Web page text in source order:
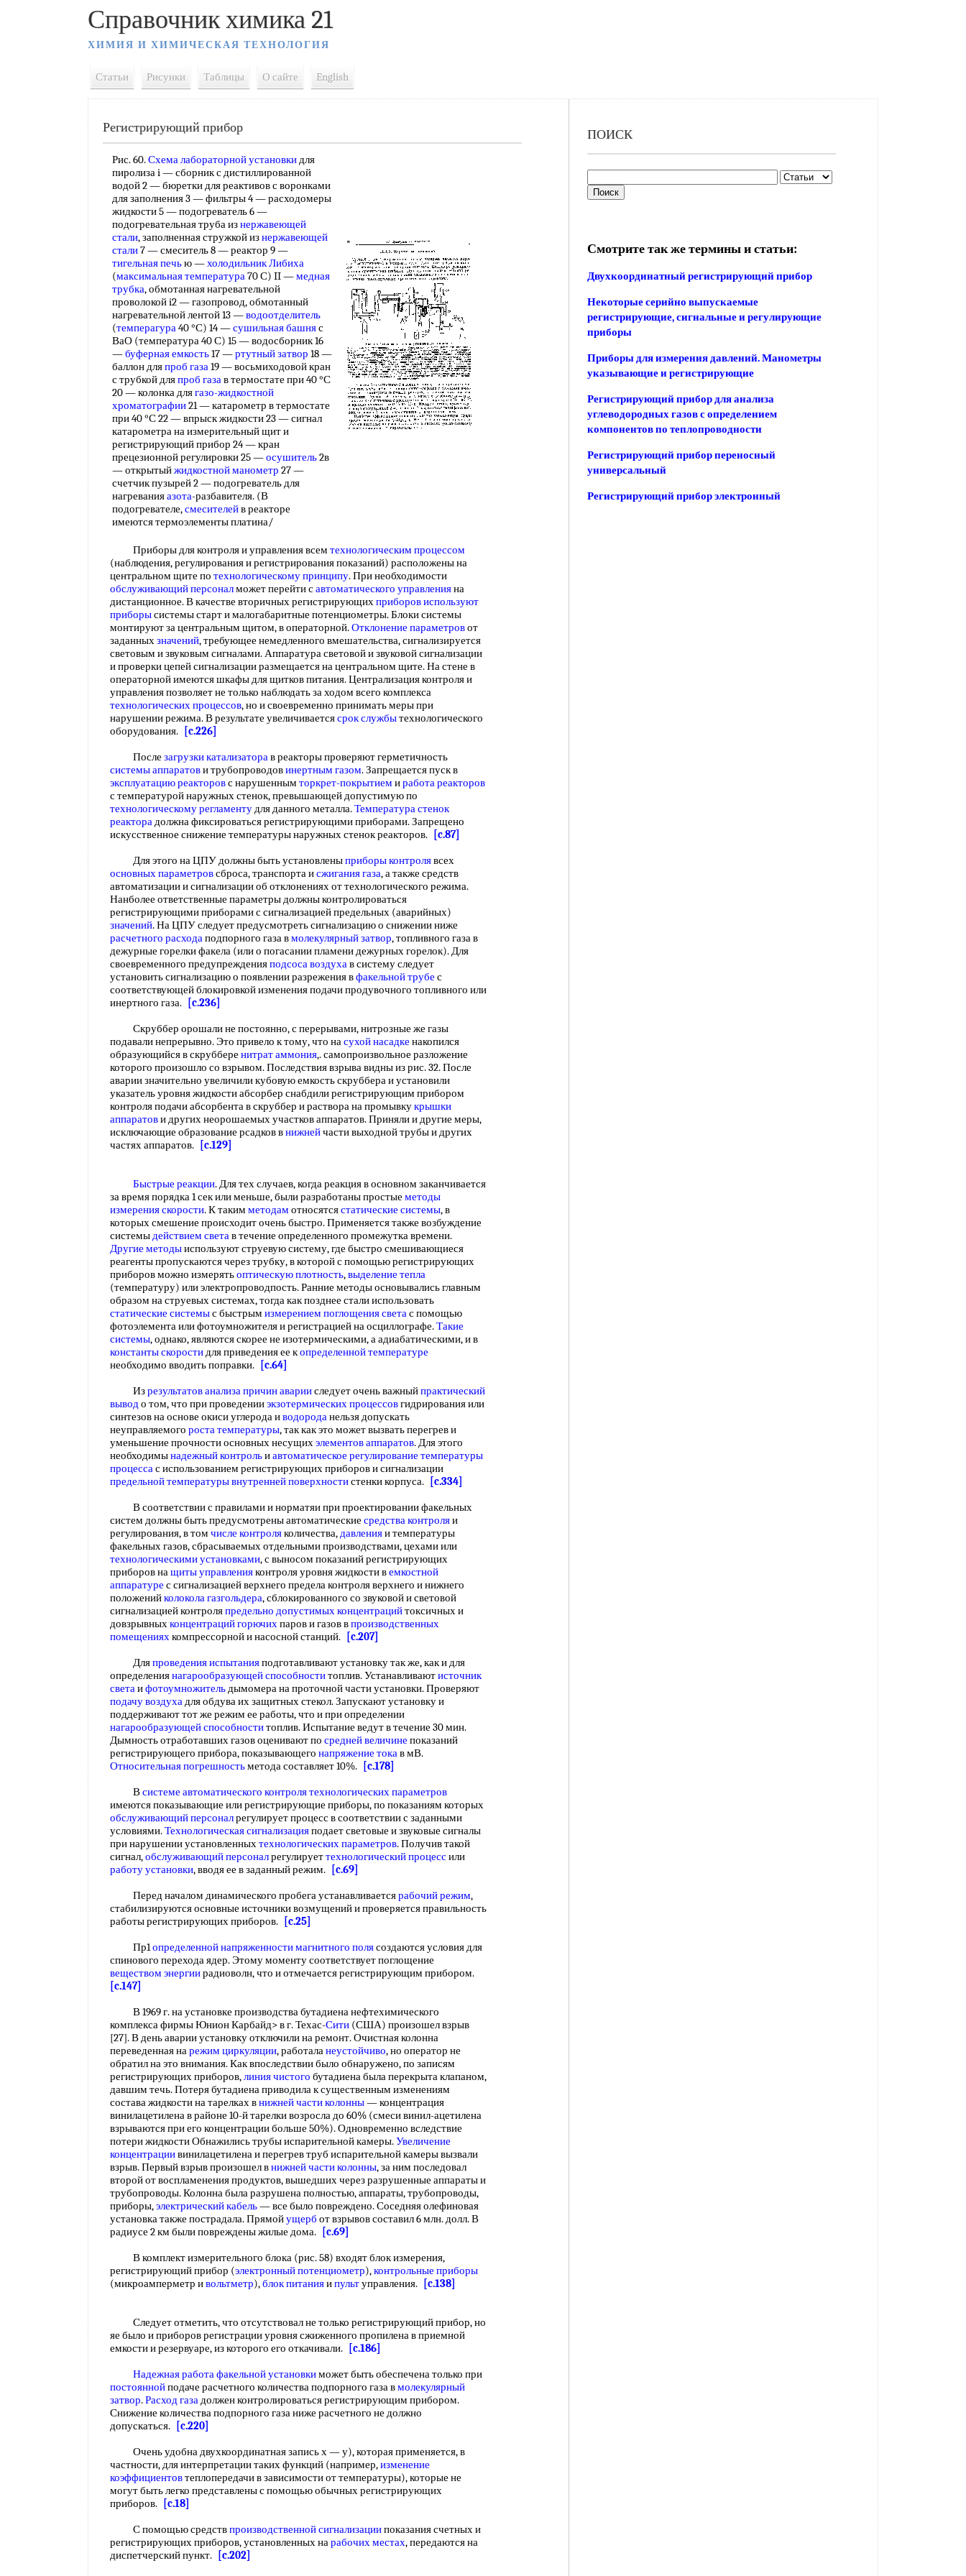
Справочник химика 21
ХИМИЯ И ХИМИЧЕСКАЯ ТЕХНОЛОГИЯ
Статьи Рисунки Таблицы О сайте English
Регистрирующий прибор
Рис. 60.Схема лабораторной установкидля
пиролиза i — сборник с дистиллированной
водой 2 — бюретки для реактивов с воронками
для заполнения 3 — фильтры 4 — расходомеры
жидкости 5 — подогреватель 6 —
подогревательная труба изнержавеющей
стали, заполненная стружкой изнержавеющей
стали7 — смеситель 8 — реактор 9 —
тигельная печью —холодильник Либиха
(максимальная температура70 С) II —медная
трубка, обмотанная нагревательной
проволокой i2 — газопровод, обмотанный
нагревательной лентой 13 —водоотделитель
(темперагура40 °С) 14 —сушильная башняс
ВаО (температура 40 С) 15 — водосборник 16
—буферная емкость17 —ртутный затвор 18 —
баллон дляпроб газа19 — восьмиходовой кран
с трубкой дляпроб газав термостате при 40 °С
20 — колонка длягазо-жидкостной
хроматографии21 — катарометр в термостате
при 40 °С 22 — впрыск жидкости 23 — сигнал
катарометра на измерительный щит и
регистрирующий прибор 24 — кран
прецезионной регулировки 25 —осушитель2в
— открытыйжидкостной манометр 27 —
счетчик пузырей 2 — подогреватель для
нагреванияазота-разбавителя. (В
подогревателе,смесителейв реакторе
имеются термоэлементы платина/
Приборы для контроля и управления всем технологическим процессом
(наблюдения, регулирования и регистрирования показаний) расположены на
центральном щите по технологическому принципу. При необходимости
обслуживающий персоналможет перейти савтоматического управленияна
дистанционное. В качестве вторичных регистрирующихприборов используют
приборысистемы старт и малогабаритные потенциометры. Блоки системы
монтируют за центральным щитом, в операторной.Отклонение параметровот
заданныхзначений, требующее немедленного вмешательства, сигнализируется
световым и звуковым сигналами. Аппаратура световой и звуковой сигнализации
и проверки цепей сигнализации размещается на центральном щите. На стене в
операторной имеются шкафы для щитков питания. Централизация контроля и
управления позволяет не только наблюдать за ходом всего комплекса
технологических процессов, но и своевременно принимать меры при
нарушении режима. В результате увеличиваетсясрок службытехнологического
оборудования.
[c.226]
После загрузки катализаторав реакторы проверяют герметичность
системы аппаратови трубопроводовинертным газом. Запрещается пуск в
эксплуатацию реакторовс нарушенным торкрет-покрытием иработа реакторов
с температурой наружных стенок, превышающей допустимую по
технологическому регламентудля данного металла.Температура стенок
реакторадолжна фиксироваться регистрирующими приборами. Запрещено
искусственное снижение температуры наружных стенок реакторов.
[c.87]
Для этого на ЦПУ должны быть установленыприборы контролявсех
основных параметровсброса, транспорта исжигания газа, а также средств
автоматизации и сигнализации об отклонениях от технологического режима.
Нанболее ответственные параметры должны контролироваться
регистрирующими приборами с сигнализацией предельных (аварийных)
значений. На ЦПУ следует предусмотреть сигнализацию о снижении ниже
расчетного расходаподпорного газа вмолекулярный затвор, топливного газа в
дежурные горелки факела (или о погасании пламени дежурных горелок). Для
своевременного предупрежденияподсоса воздухав систему следует
установить сигнализацию о появлении разрежения вфакельной трубе с
соответствующей блокировкой изменения подачи продувочного топливного или
инертного газа.
[c.236]
Скруббер орошали не постоянно, с перерывами, нитрозные же газы
подавали непрерывно. Это привело к тому, что насухой насадке накопился
образующийся в скруббере нитрат аммония,. самопроизвольное разложение
которого произошло со взрывом. Последствия взрыва видны из рис. 32. После
аварии значительно увеличили кубовую емкость скруббера и установили
указатель уровня жидкости абсорбер снабдили регистрирующим прибором
контроля подачи абсорбента в скруббер и раствора на промывкукрышки
аппаратови других неорошаемых участков аппаратов. Приняли и другие меры,
исключающие образование рсадков внижнейчасти выходной трубы и других
частях аппаратов.
[c.129]
Быстрые реакции. Для тех случаев, когда реакция в основном заканчивается
за время порядка 1 сек или меньше, были разработаны простые методы
измерения скорости. К таким методам относятсястатические системы, в
которых смешение происходит очень быстро. Применяется также возбуждение
системыдействием светав течение определенного промежутка времени.
Другие методыиспользуют струевую систему, где быстро смешивающиеся
реагенты пропускаются через трубку, в которой с помощью регистрирующих
приборов можно измерятьоптическую плотность,выделение тепла
(температуру) или электропроводпость. Ранние методы основывались главным
образом на струевых системах, тогда как позднее стали использовать
статические системыс быстрым измерением поглощения светас помощью
фотоэлемента или фотоумножителя и регистрацией на осциллографе.Такие
системы, однако, являются скорее не изотермическими, а адиабатическими, и в
константы скоростидля приведения ее копределенной температуре
необходимо вводить поправки.
[c.64]
Изрезультатов анализапричин аварииследует очень важныйпрактический
выводо том, что при проведенииэкзотермических процессовгидрирования или
синтезов на основе окиси углерода иводороданельзя допускать
неуправляемого роста температуры, так как это может вызвать перегрев и
уменьшение прочности основных несущихэлементов аппаратов. Для этого
необходимынадежный контрольиавтоматическое регулирование температуры
процессас использованием регистрирующих приборов и сигнализации
предельной температурывнутренней поверхностистенки корпуса.
[c.334]
В соответствии с правилами и норматяи при проектировании факельных
систем должны быть предусмотрены автоматические средства контроляи
регулирования, в том числе контроляколичества,давленияи температуры
факельных газов, сбрасываемых отдельными производствами, цехами или
технологическими установками, с выносом показаний регистрирующих
приборов нащиты управленияконтроля уровня жидкости вемкостной
аппаратуре с сигнализацией верхнего предела контроля верхнего и нижнего
положенийколокола газгольдера, сблокированного со звуковой и световой
сигнализацией контроляпредельно допустимых концентрацийтоксичных и
довзрывныхконцентраций горючихпаров и газов впроизводственных
помещенияхкомпрессорной и насосной станций.
[c.207]
Дляпроведения испытанияподготавливают установку так же, как и для
определениянагарообразующей способноститоплив. Устанавливаютисточник
светаифотоумножительдымомера на проточной части установки. Проверяют
подачу воздухадля обдува их защитных стекол. Запускают установку и
поддерживают тот же режим ее работы, что и при определении
нагарообразующей способноститоплив. Испытание ведут в течение 30 мин.
Дымность отработавших газов оценивают по средней величине показаний
регистрирующего прибора, показывающего напряжение токав мВ.
Относительная погрешностьметода составляет 10%.
[c.178]
Всистеме автоматического контролятехнологических параметров
имеются показывающие или регистрирующие приборы, по показаниям которых
обслуживающий персоналрегулирует процесс в соответствии с заданными
условиями.Технологическая сигнализацияподает световые и звуковые сигналы
при нарушении установленныхтехнологических параметров. Получив такой
сигнал,обслуживающий персоналрегулируеттехнологический процессили
работу установки, вводя ее в заданный режим.
[c.69]
Перед началом динамического пробега устанавливаетсярабочий режим,
стабилизируются основные источники возмущений и проверяется правильность
работы регистрирующих приборов.
[c.25]
Пр1определеннойнапряженности магнитного полясоздаются условия для
спинового перехода ядер. Этому моменту соответствует поглощение
веществом энергиирадиоволн, что и отмечается регистрирующим прибором.
[c.147]
В 1969 г. на установке производства бутадиена нефтехимического
комплекса фирмы Юнион Карбайд> в г. Техас-Сити (США) произошел взрыв
[27]. В день аварии установку отключили на ремонт. Очистная колонна
переведенная нарежим циркуляции, работаланеустойчиво, но оператор не
обратил на это внимания. Как впоследствии было обнаружено, по записям
регистрирующих приборов,линия чистого бутадиена была перекрыта клапаном,
давшим течь. Потеря бутадиена приводила к существенным изменениям
состава жидкости на тарелках внижнейчасти колонны— концентрация
винилацетилена в районе 10-й тарелки возросла до 60% (смеси винил-ацетилена
взрываются при его концентрации больше 50%). Одновременно вследствие
потери жидкости Обнажились трубы испарительной камеры.Увеличение
концентрациивинилацетилена и перегрев труб испарительной камеры вызвали
взрыв. Первый взрыв произошел внижнейчасти колонны, за ним последовал
второй от воспламенения продуктов, вышедших через разрушенные аппараты и
трубопроводы. Колонна была разрушена полностью, аппараты, трубопроводы,
приборы,электрический кабель— все было повреждено. Соседняя олефиновая
установка также пострадала. Прямойущерб от взрывов составил 6 млн. долл. В
радиусе 2 км были повреждены жилые дома.
[c.69]
В комплект измерительного блока (рис. 58) входят блок измерения,
регистрирующий прибор (электронный потенциометр),контрольные приборы
(микроамперметр ивольтметр),блок питанияипультуправления. [c.138]
Следует отметить, что отсутствовал не только регистрирующий прибор, но
яе было и приборов регистрации уровня сжиженного пропилена в приемной
емкости и резервуаре, из которого его откачивали.
[c.186]
Надежная работафакельной установкиможет быть обеспечена только при
постояннойподаче расчетного количества подпорного газа вмолекулярный
затвор.Расход газадолжен контролироваться регистрирующим прибором.
Снижение количества подпорного газа ниже расчетного не должно
допускаться.
[c.220]
Очень удобна двухкоординатная запись х — у), которая применяется, в
частности, для интерпретации таких функций (например,изменение
коэффициентовтеплопередачи в зависимости от температуры), которые не
могут быть легко представлены с помощью обычных регистрирующих
приборов.
[c.18]
С помощью средствпроизводственной сигнализациипоказания счетных и
регистрирующих приборов, установленных нарабочих местах, передаются на
диспетчерский пункт.
[c.202]
ПОИСК
Смотрите так же термины и статьи:
Двухкоординатный регистрирующий прибор
Некоторые серийно выпускаемые
регистрирующие, сигнальные и регулирующие
приборы
Приборы для измерения давлений. Манометры
указывающие и регистрирующие
Регистрирующий прибор для анализа
углеводородных газов с определением
компонентов по теплопроводности
Регистрирующий прибор переносный
универсальный
Регистрирующий прибор электронный